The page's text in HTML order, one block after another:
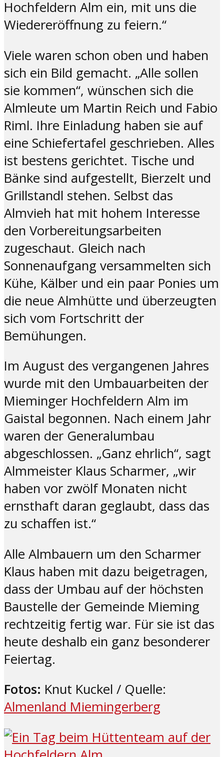
Hochfeldern Alm ein, mit uns die
Wiedereröffnung zu feiern.“
Viele waren schon oben und haben
sich ein Bild gemacht. „Alle sollen
sie kommen“, wünschen sich die
Almleute um Martin Reich und Fabio
Riml. Ihre Einladung haben sie auf
eine Schiefertafel geschrieben. Alles
ist bestens gerichtet. Tische und
Bänke sind aufgestellt, Bierzelt und
Grillstandl stehen. Selbst das
Almvieh hat mit hohem Interesse
den Vorbereitungsarbeiten
zugeschaut. Gleich nach
Sonnenaufgang versammelten sich
Kühe, Kälber und ein paar Ponies um
die neue Almhütte und überzeugten
sich vom Fortschritt der
Bemühungen.
Im August des vergangenen Jahres
wurde mit den Umbauarbeiten der
Mieminger Hochfeldern Alm im
Gaistal begonnen. Nach einem Jahr
waren der Generalumbau
abgeschlossen. „Ganz ehrlich“, sagt
Almmeister Klaus Scharmer, „wir
haben vor zwölf Monaten nicht
ernsthaft daran geglaubt, dass das
zu schaffen ist.“
Alle Almbauern um den Scharmer
Klaus haben mit dazu beigetragen,
dass der Umbau auf der höchsten
Baustelle der Gemeinde Mieming
rechtzeitig fertig war. Für sie ist das
heute deshalb ein ganz besonderer
Feiertag.
Fotos: Knut Kuckel / Quelle:
Almenland Miemingerberg